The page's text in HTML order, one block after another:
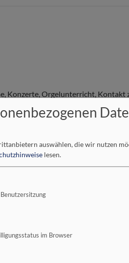
Konzerte, Orgelunterricht,
auswählen, die wir nutzen
lesen.
im Browser